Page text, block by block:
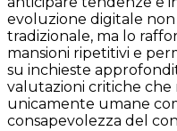
evoluzione digitale
tradizionale, ma lo
mansioni ripetitivi e
su inchieste
valutazioni critiche che
unicamente umane
consapevolezza del